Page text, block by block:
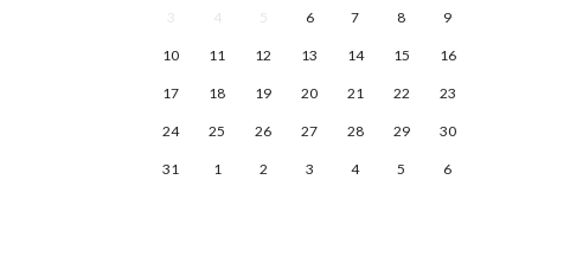
3 4 5 6 7 8 9
10 11 12 13 14 15 16
17 18 19 20 21 22 23
24 25 26 27 28 29 30
31 1 2 3 4 5 6